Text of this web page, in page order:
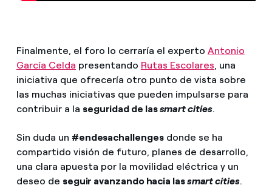
Finalmente, el foro lo cerraría el experto Antonio
García Celda presentando Rutas Escolares, una
iniciativa que ofrecería otro punto de vista sobre
las muchas iniciativas que pueden impulsarse para
contribuir a la seguridad de lassmart cities.
Sin duda un #endesachallengesdonde se ha
compartido visión de futuro, planes de desarrollo,
una clara apuesta por la movilidad eléctrica y un
deseo de seguir avanzando hacia lassmart cities.